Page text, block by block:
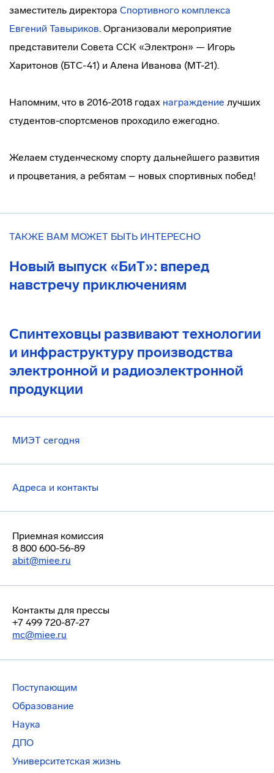
заместитель директора Спортивного комплекса
Евгений Тавыриков. Организовали мероприятие
представители Совета ССК «Электрон» — Игорь
Харитонов (БТС-41) и Алена Иванова (МТ-21).
Напомним, что в 2016-2018 годах награждение лучших
студентов-спортсменов проходило ежегодно.
Желаем студенческому спорту дальнейшего развития
и процветания, а ребятам – новых спортивных побед!
ТАКЖЕ ВАМ МОЖЕТ БЫТЬ ИНТЕРЕСНО
Новый выпуск «БиТ»: вперед
навстречу приключениям
Спинтеховцы развивают технологии
и инфраструктуру производства
электронной и радиоэлектронной
продукции
МИЭТ сегодня
Адреса и контакты
Приемная комиссия
8 800 600-56-89
abit@miee.ru
Контакты для прессы
+7 499 720-87-27
mc@miee.ru
Поступающим
Образование
Наука
ДПО
Университетская жизнь